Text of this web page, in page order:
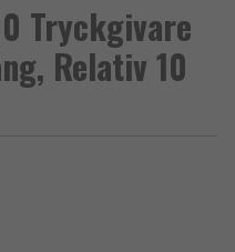
Tryckgivare
Relativ 10